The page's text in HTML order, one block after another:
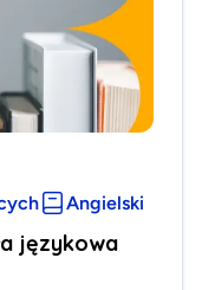
Angielski
językowa